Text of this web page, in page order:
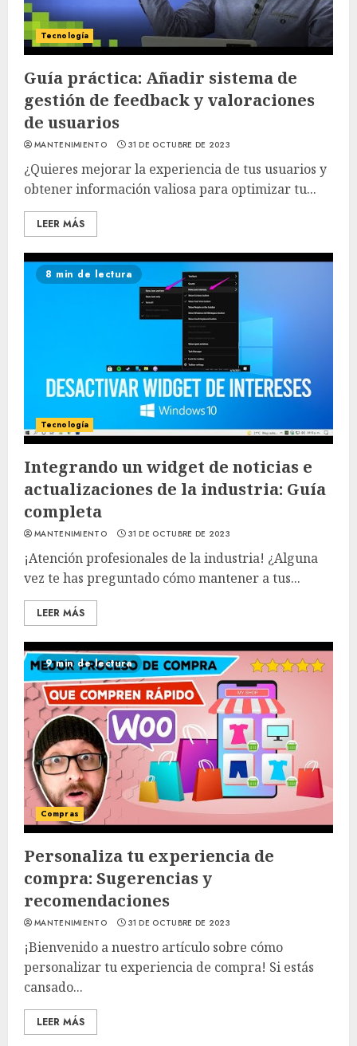
Tecnología
Guía práctica: Añadir sistema de
gestión de feedback y valoraciones
de usuarios
MANTENIMIENTO 31 DE OCTUBRE DE 2023
¿Quieres mejorar la experiencia de tus usuarios y
obtener información valiosa para optimizar tu...
LEER MÁS
8 min de lectura
Tecnología
Integrando un widget de noticias e
actualizaciones de la industria: Guía
completa
MANTENIMIENTO 31 DE OCTUBRE DE 2023
¡Atención profesionales de la industria! ¿Alguna
vez te has preguntado cómo mantener a tus...
LEER MÁS
9 min de lectura
Compras
Personaliza tu experiencia de
compra: Sugerencias y
recomendaciones
MANTENIMIENTO 31 DE OCTUBRE DE 2023
¡Bienvenido a nuestro artículo sobre cómo
personalizar tu experiencia de compra! Si estás
cansado...
LEER MÁS